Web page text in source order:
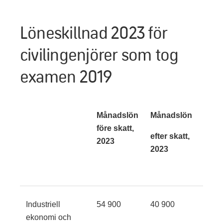
Löneskillnad 2023 för
civilingenjörer som tog
examen 2019
Månadslön
före skatt,
2023
Månadslön
efter skatt,
2023
Industriell
ekonomi och
54 900 40 900